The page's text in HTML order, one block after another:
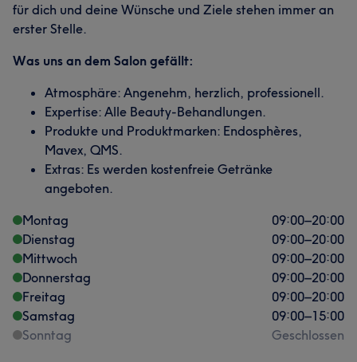
für dich und deine Wünsche und Ziele stehen immer an
erster Stelle.
Was uns an dem Salon gefällt:
Atmosphäre: Angenehm, herzlich, professionell.
Expertise: Alle Beauty-Behandlungen.
Produkte und Produktmarken: Endosphères,
Mavex, QMS.
Extras: Es werden kostenfreie Getränke
angeboten.
Montag
09:00–20:00
Dienstag
09:00–20:00
Mittwoch
09:00–20:00
Donnerstag
09:00–20:00
Freitag
09:00–20:00
Samstag
09:00–15:00
Sonntag
Geschlossen